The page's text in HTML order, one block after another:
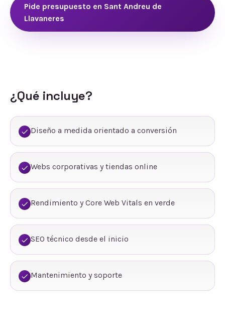
Pide presupuesto en Sant Andreu de
Llavaneres
¿Qué incluye?
Diseño a medida orientado a conversión
Webs corporativas y tiendas online
Rendimiento y Core Web Vitals en verde
SEO técnico desde el inicio
Mantenimiento y soporte